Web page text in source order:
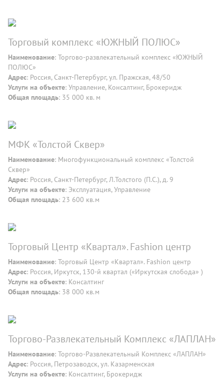
Торговый комплекс «ЮЖНЫЙ ПОЛЮС»
Наименование: Торгово-развлекательный комплекс «ЮЖНЫЙ
ПОЛЮС»
Адрес: Россия, Санкт-Петербург, ул. Пражская, 48/50
Услуги на объекте: Управление, Консалтинг, Брокеридж
Общая площадь: 35 000 кв. м
МФК «Толстой Сквер»
Наименование: Многофункциональный комплекс «Толстой
Сквер»
Адрес: Россия, Санкт-Петербург, Л.Толстого (П.С.), д. 9
Услуги на объекте: Эксплуатация, Управление
Общая площадь: 23 600 кв.м
Торговый Центр «Квартал». Fashion центр
Наименование: Торговый Центр «Квартал». Fashion центр
Адрес: Россия, Иркутск, 130-й квартал («Иркутская слобода» )
Услуги на объекте: Консалтинг
Общая площадь: 38 000 кв.м
Торгово-Развлекательный Комплекс «ЛАПЛАН»
Наименование: Торгово-Развлекательный Комплекс «ЛАПЛАН»
Адрес: Россия, Петрозаводск, ул. Казарменская
Услуги на объекте: Консалтинг, Брокеридж